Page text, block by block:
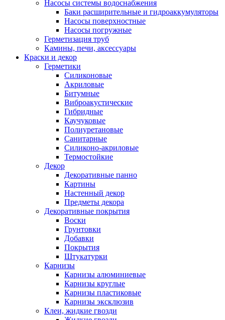
Насосы системы водоснабжения
Баки расширительные и гидроаккумуляторы
Насосы поверхностные
Насосы погружные
Герметизация труб
Камины, печи, аксессуары
Краски и декор
Герметики
Силиконовые
Акриловые
Битумные
Виброакустические
Гибридные
Каучуковые
Полиуретановые
Санитарные
Силиконо-акриловые
Термостойкие
Декор
Декоративные панно
Картины
Настенный декор
Предметы декора
Декоративные покрытия
Воски
Грунтовки
Добавки
Покрытия
Штукатурки
Карнизы
Карнизы алюминиевые
Карнизы круглые
Карнизы пластиковые
Карнизы эксклюзив
Клеи, жидкие гвозди